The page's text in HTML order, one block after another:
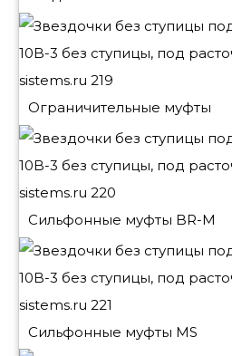
Ограничительные муфты
Сильфонные муфты BR-M
Сильфонные муфты MS